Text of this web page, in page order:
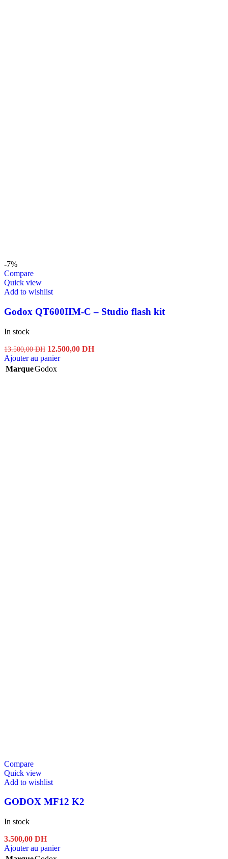
-7%
Compare
Quick view
Add to wishlist
Godox QT600IIM-C – Studio flash kit
In stock
13.500,00DH Le
prix
initial
12.500,00 DHLe
Ajouter au panier
MarqueGodox
Compare
Quick view
Add to wishlist
GODOX MF12 K2
In stock
3.500,00 DH
Ajouter au panier